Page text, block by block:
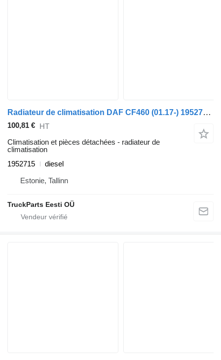
Radiateur de climatisation DAF CF460 (01.17-) 1952715 pour tracteur routier DAF CF450, CF460 (2017-)
100,81 € HT
Climatisation et pièces détachées - radiateur de
climatisation
1952715
diesel
Estonie, Tallinn
TruckParts Eesti OÜ